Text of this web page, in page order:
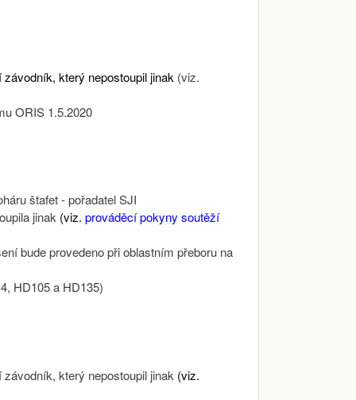
který nepostoupil jinak (viz.
ORIS 1.5.2020
štafet - pořadatel SJI
jinak (viz. prováděcí pokyny soutěží
bude provedeno při oblastním přeboru na
HD105 a HD135)
který nepostoupil jinak (viz.